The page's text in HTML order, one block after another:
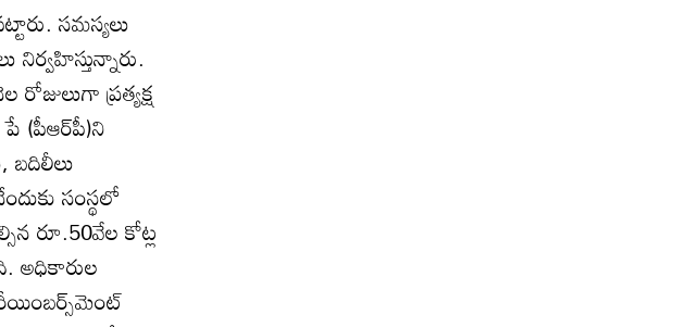
సమస్యలు
ప్రత్యక్ష
(పీఆర్‌పీ)ని
సంస్థలో
రూ.50వేల కోట్ల
అధికారుల
రీయింబర్స్‌మెంట్‌